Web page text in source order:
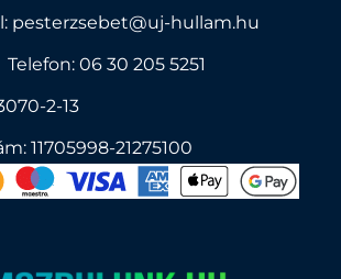
pesterzsebet@uj-hullam.hu
Telefon: 06 30 205 5251
2-13
11705998-21275100